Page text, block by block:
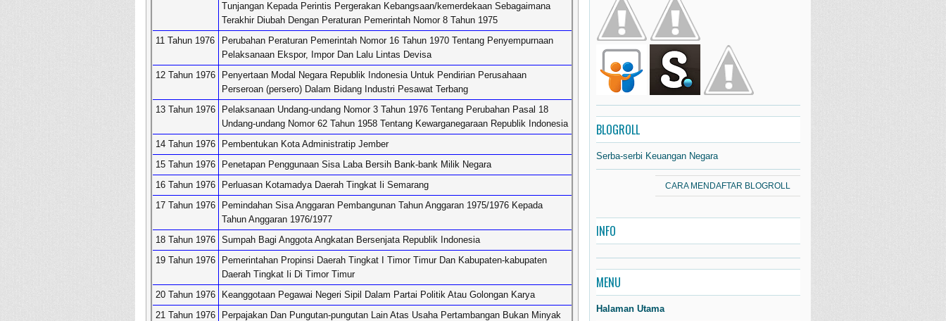
Tunjangan Kepada Perintis Pergerakan Kebangsaan/kemerdekaan Sebagaimana
Terakhir Diubah Dengan Peraturan Pemerintah Nomor 8 Tahun 1975
11 Tahun 1976
Perubahan Peraturan Pemerintah Nomor 16 Tahun 1970 Tentang Penyempurnaan
Pelaksanaan Ekspor, Impor Dan Lalu Lintas Devisa
12 Tahun 1976
Penyertaan Modal Negara Republik Indonesia Untuk Pendirian Perusahaan
Perseroan (persero) Dalam Bidang Industri Pesawat Terbang
13 Tahun 1976
Pelaksanaan Undang-undang Nomor 3 Tahun 1976 Tentang Perubahan Pasal 18
Undang-undang Nomor 62 Tahun 1958 Tentang Kewarganegaraan Republik Indonesia
14 Tahun 1976
Pembentukan Kota Administratip Jember
15 Tahun 1976
Penetapan Penggunaan Sisa Laba Bersih Bank-bank Milik Negara
16 Tahun 1976
Perluasan Kotamadya Daerah Tingkat Ii Semarang
17 Tahun 1976
Pemindahan Sisa Anggaran Pembangunan Tahun Anggaran 1975/1976 Kepada
Tahun Anggaran 1976/1977
18 Tahun 1976 Sumpah Bagi Anggota Angkatan Bersenjata Republik Indonesia
19 Tahun 1976
Pemerintahan Propinsi Daerah Tingkat I Timor Timur Dan Kabupaten-kabupaten
Daerah Tingkat Ii Di Timor Timur
20 Tahun 1976
Keanggotaan Pegawai Negeri Sipil Dalam Partai Politik Atau Golongan Karya
21 Tahun 1976
Perpajakan Dan Pungutan-pungutan Lain Atas Usaha Pertambangan Bukan Minyak
BLOGROLL
Serba-serbi Keuangan Negara
CARA MENDAFTAR BLOGROLL
INFO
MENU
Halaman Utama